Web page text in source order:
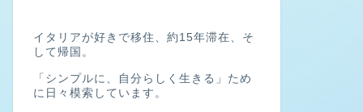
イタリアが好きで移住、約15年滞在、そ
して帰国。
「シンプルに、自分らしく生きる」ため
に日々模索しています。